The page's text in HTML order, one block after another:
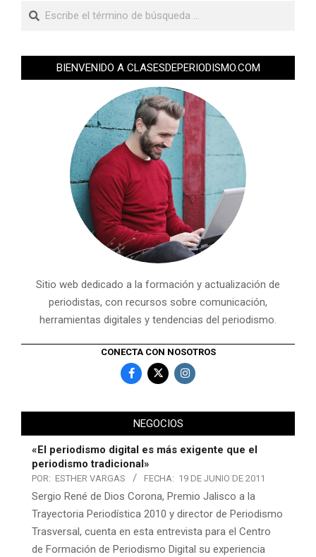
BIENVENIDO A CLASESDEPERIODISMO.COM
Sitio web dedicado a la formación y actualización de
periodistas, con recursos sobre comunicación,
herramientas digitales y tendencias del periodismo.
CONECTA CON NOSOTROS
NEGOCIOS
«El periodismo digital es más exigente que el
periodismo tradicional»
POR: ESTHER VARGAS FECHA: 19 DE JUNIO DE 2011
Sergio René de Dios Corona, Premio Jalisco a la
Trayectoria Periodística 2010 y director de Periodismo
Trasversal, cuenta en esta entrevista para el Centro
de Formación de Periodismo Digital su experiencia